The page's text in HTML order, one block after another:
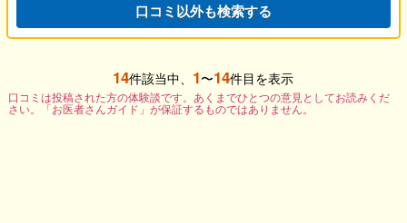
口コミ以外も検索する
14件該当中、 1〜14件目を表示
口コミは投稿された方の体験談です。あくまでひとつの意見としてお読みくだ
さい。「お医者さんガイド」が保証するものではありません。